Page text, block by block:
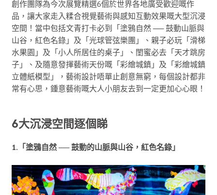
創作團隊為今次展覽精選6個於世界各地廣受歡迎嘅作
品，讓大家走入糅合視覺藝術與感知互動效果嘅大型沉浸
空間！當中包括文青打卡必到「塗鴉自然 ── 鼓動山脈與
山谷，紅色名錄」及「光球管弦樂團」、親子必玩「滑梯
水果園」及「小人所居住的桌子」、閨蜜必去「天才跳房
子」、及隨意發揮藝術天份嘅「彩繪城鎮」及「彩繪城鎮
立體紙模型」，藝術設計唔單止創意無窮，每個設計都非
常有心思，鍾意藝術嘅大人小朋友去到一定更加心心眼！
6大沉浸空間逐個睇
1.「塗鴉自然 ── 鼓動的山脈與山谷，紅色名錄」